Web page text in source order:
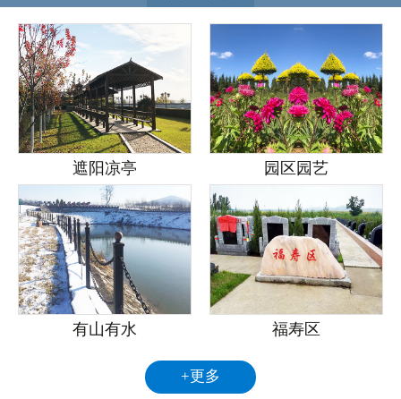
遮阳凉亭 园区园艺
有山有水 福寿区
+更多